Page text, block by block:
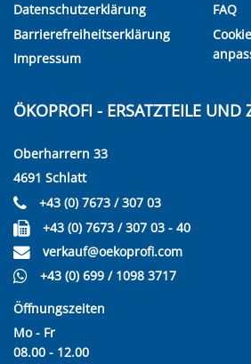
Datenschutzerklärung
Barrierefreiheitserklärung
Impressum
FAQ
ÖKOPROFI - ERSATZTEILE
Oberharrern 33
4691 Schlatt
+43 (0) 7673 / 307 03
+43 (0) 7673 / 307 03 - 40
verkauf@oekoprofi.com
+43 (0) 699 / 1098 3717
Öffnungszeiten
Mo - Fr
08.00 - 12.00